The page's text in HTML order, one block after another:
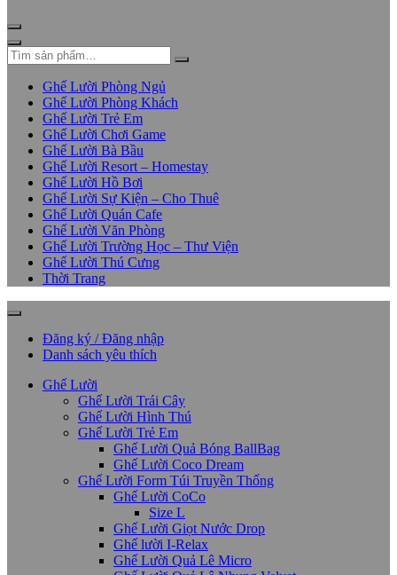
Ghế Lười Phòng Ngủ
Ghế Lười Phòng Khách
Ghế Lười Trẻ Em
Ghế Lười Chơi Game
Ghế Lười Bà Bầu
Ghế Lười Resort – Homestay
Ghế Lười Hồ Bơi
Ghế Lười Sự Kiện – Cho Thuê
Ghế Lười Quán Cafe
Ghế Lười Văn Phòng
Ghế Lười Trường Học – Thư Viện
Ghế Lười Thú Cưng
Thời Trang
Đăng ký / Đăng nhập
Danh sách yêu thích
Ghế Lười
Ghế Lười Trái Cây
Ghế Lười Hình Thú
Ghế Lười Trẻ Em
Ghế Lười Quả Bóng BallBag
Ghế Lười Coco Dream
Ghế Lười Form Túi Truyền Thống
Ghế Lười CoCo
Size L
Ghế Lười Giọt Nước Drop
Ghế lười I-Relax
Ghế Lười Quả Lê Micro